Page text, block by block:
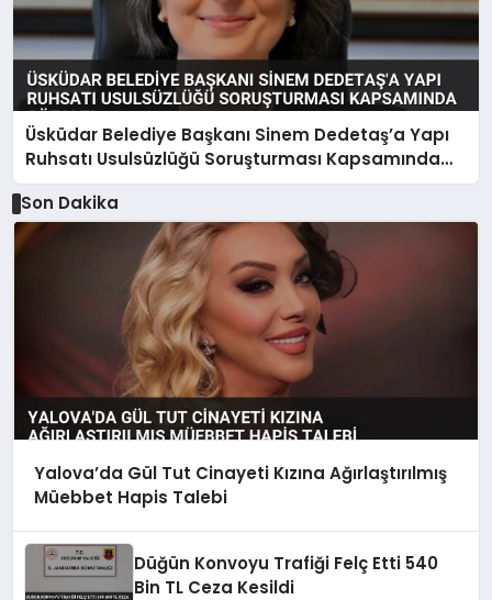
Üsküdar Belediye Başkanı Sinem Dedetaş’a Yapı
Ruhsatı Usulsüzlüğü Soruşturması Kapsamında
Gözaltı
Son Dakika
Yalova’da Gül Tut Cinayeti Kızına Ağırlaştırılmış
Müebbet Hapis Talebi
Düğün Konvoyu Trafiği Felç Etti 540
Bin TL Ceza Kesildi